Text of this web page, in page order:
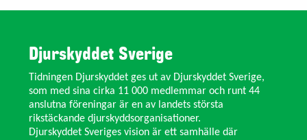
Djurskyddet Sverige
Tidningen Djurskyddet ges ut av Djurskyddet Sverige,
som med sina cirka 11 000 medlemmar och runt 44
anslutna föreningar är en av landets största
rikstäckande djurskyddsorganisationer.
Djurskyddet Sveriges vision är ett samhälle där